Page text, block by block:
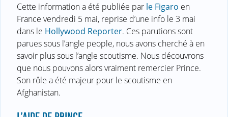
Cette information a été publiée par le Figaro en
France vendredi 5 mai, reprise d’une info le 3 mai
dans le Hollywood Reporter. Ces parutions sont
parues sous l’angle people, nous avons cherché à en
savoir plus sous l’angle scoutisme. Nous découvrons
que nous pouvons alors vraiment remercier Prince.
Son rôle a été majeur pour le scoutisme en
Afghanistan.